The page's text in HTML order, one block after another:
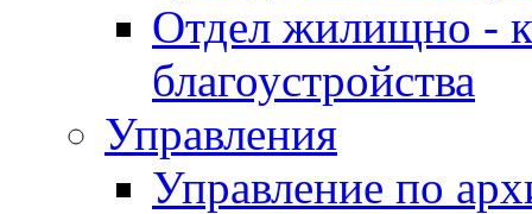
Отдел жилищно -
благоустройства
Управления
Управление по